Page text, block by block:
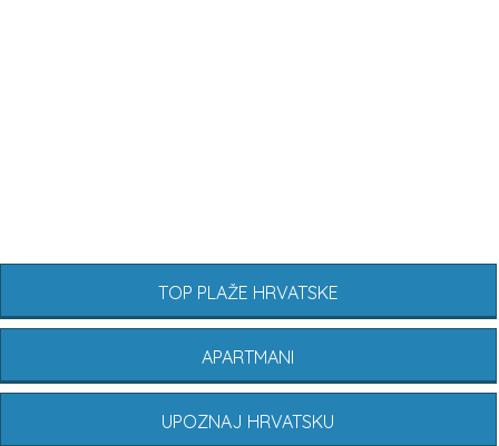
TOP PLAŽE HRVATSKE
APARTMANI
UPOZNAJ HRVATSKU